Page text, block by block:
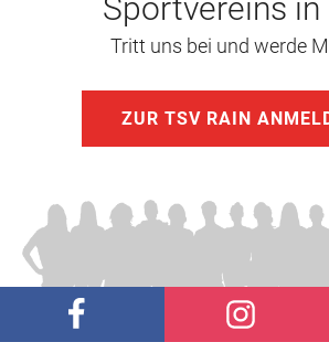
Sportvereins in
Tritt uns bei und werde
ZUR TSV RAIN